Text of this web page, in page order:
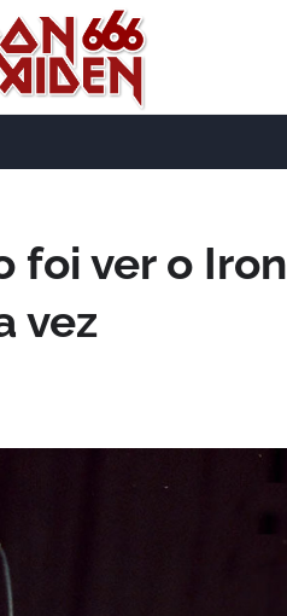
foi ver o Iron
vez